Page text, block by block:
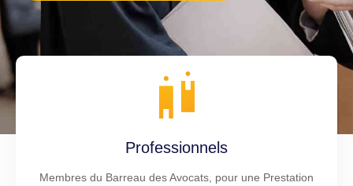
Professionnels
Membres du Barreau des Avocats, pour une Prestation